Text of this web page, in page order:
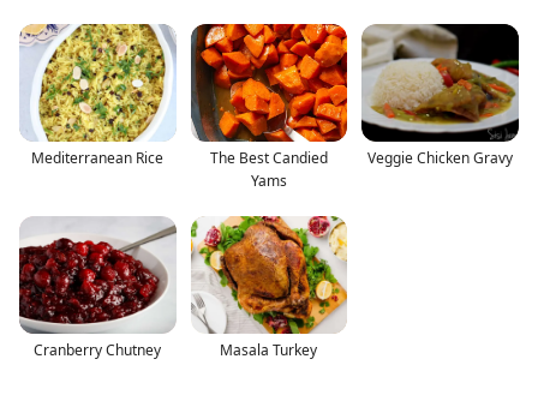
Mediterranean Rice
The Best Candied
Yams
Veggie Chicken Gravy
Cranberry Chutney Masala Turkey